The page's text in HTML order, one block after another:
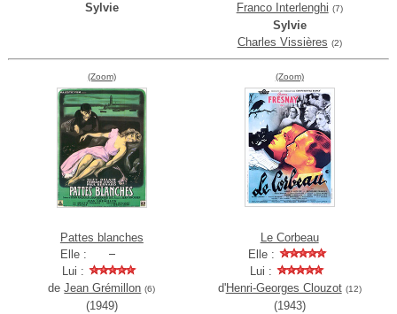
Sylvie Franco Interlenghi (7)
Sylvie
Charles Vissières (2)
(Zoom)
Pattes blanches
Elle :
Lui :
deJean Grémillon (6)
(1949)
(Zoom)
Le Corbeau
Elle :
Lui :
d'Henri-Georges Clouzot (12)
(1943)